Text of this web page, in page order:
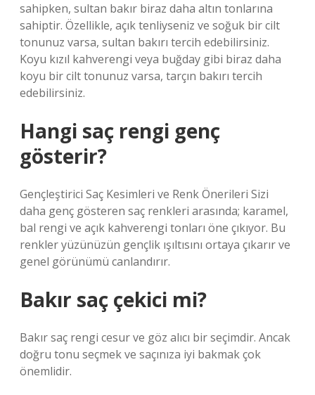
sahipken, sultan bakır biraz daha altın tonlarına
sahiptir. Özellikle, açık tenliyseniz ve soğuk bir cilt
tonunuz varsa, sultan bakırı tercih edebilirsiniz.
Koyu kızıl kahverengi veya buğday gibi biraz daha
koyu bir cilt tonunuz varsa, tarçın bakırı tercih
edebilirsiniz.
Hangi saç rengi genç
gösterir?
Gençleştirici Saç Kesimleri ve Renk Önerileri Sizi
daha genç gösteren saç renkleri arasında; karamel,
bal rengi ve açık kahverengi tonları öne çıkıyor. Bu
renkler yüzünüzün gençlik ışıltısını ortaya çıkarır ve
genel görünümü canlandırır.
Bakır saç çekici mi?
Bakır saç rengi cesur ve göz alıcı bir seçimdir. Ancak
doğru tonu seçmek ve saçınıza iyi bakmak çok
önemlidir.